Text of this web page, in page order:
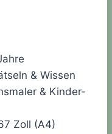
& Wissen
& Kinder-
Zoll (A4)